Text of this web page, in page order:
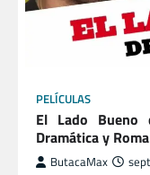
PELÍCULAS
El Lado Bueno
Dramática y
ButacaMax